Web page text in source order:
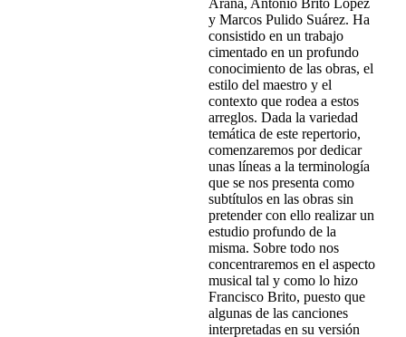
y Marcos Pulido Suárez. Ha
consistido en un trabajo
cimentado en un profundo
conocimiento de las obras, el
estilo del maestro y el
contexto que rodea a estos
arreglos. Dada la variedad
temática de este repertorio,
comenzaremos por dedicar
unas líneas a la terminología
que se nos presenta como
subtítulos en las obras sin
pretender con ello realizar un
estudio profundo de la
misma. Sobre todo nos
concentraremos en el aspecto
musical tal y como lo hizo
Francisco Brito, puesto que
algunas de las canciones
interpretadas en su versión